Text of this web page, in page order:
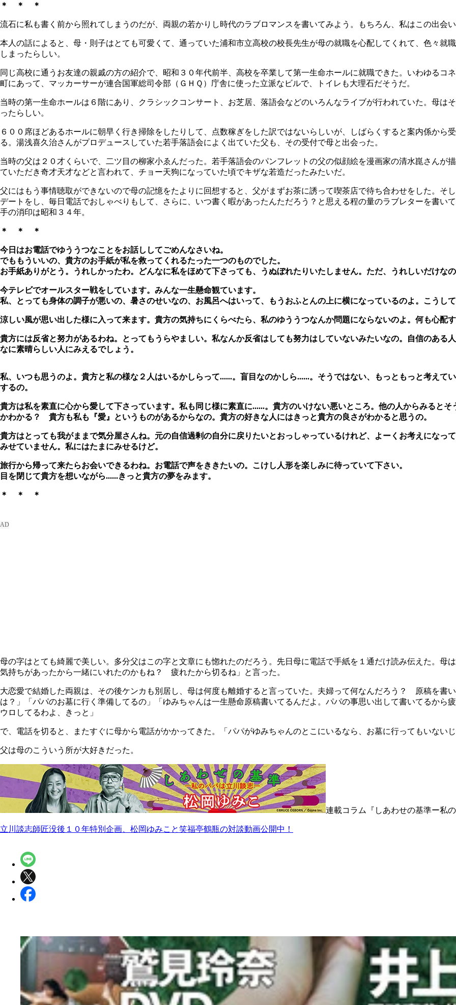
＊ ＊ ＊
流石に私も書く前から照れてしまうのだが、両親の若かりし時代のラブロマンスを書いてみよう。もちろん、私はこの
本人の話によると、母・則子はとても可愛くて、通っていた浦和市立高校の校長先生が母の就職を心配してくれて、色々就
しまったらしい。
同じ高校に通うお友達の親戚の方の紹介で、昭和３０年代前半、高校を卒業して第一生命ホールに就職できた。いわゆるコ
町にあって、マッカーサーが連合国軍総司令部（ＧＨＱ）庁舎に使った立派なビルで、トイレも大理石だそうだ。
当時の第一生命ホールは６階にあり、クラシックコンサート、お芝居、落語会などのいろんなライブが行われていた。母は
ったらしい。
６００席ほどあるホールに朝早く行き掃除をしたりして、点数稼ぎをした訳ではないらしいが、しばらくすると案内係から
る。湯浅喜久治さんがプロデュースしていた若手落語会によく出ていた父も、その受付で母と出会った。
当時の父は２０才くらいで、二ツ目の柳家小ゑんだった。若手落語会のパンフレットの父の似顔絵を漫画家の清水崑さんが
ていただき奇才天才などと言われて、チョー天狗になっていた頃でキザな若造だったみたいだ。
父にはもう事情聴取ができないので母の記憶をたよりに回想すると、父がまずお茶に誘って喫茶店で待ち合わせをした。そ
デートをし、毎日電話でおしゃべりもして、さらに、いつ書く暇があったんただろう？と思える程の量のラブレターを書い
手の消印は昭和３４年。
＊ ＊ ＊
今日はお電話でゆううつなことをお話ししてごめんなさいね。
でももういいの、貴方のお手紙が私を救ってくれるたった一つのものでした。
お手紙ありがとう。うれしかったわ。どんなに私をほめて下さっても、うぬぼれたりいたしません。ただ、うれしいだけな
今テレビでオールスター戦をしています。みんな一生懸命観ています。
私、とっても身体の調子が悪いの、暑さのせいなの、お風呂へはいって、もうおふとんの上に横になっているのよ。こうし
涼しい風が思い出した様に入って来ます。貴方の気持ちにくらべたら、私のゆううつなんか問題にならないのよ。何も心
貴方には反省と努力があるわね。とってもうらやましい。私なんか反省はしても努力はしていないみたいなの。自信のある
なに素晴らしい人にみえるでしょう。
私、いつも思うのよ。貴方と私の様な２人はいるかしらって......。盲目なのかしら......。そうではない、もっともっと考えて
するの。
貴方は私を素直に心から愛して下さっています。私も同じ様に素直に......。貴方のいけない悪いところ。他の人からみると
かわかる？ 貴方も私も『愛』というものがあるからなの。貴方の好きな人にはきっと貴方の良さがわかると思うの。
貴方はとっても我がままで気分屋さんね。元の自信過剰の自分に戻りたいとおっしゃっているけれど、よーくお考えになっ
みせていません。私にはたまにみせるけど。
旅行から帰って来たらお会いできるわね。お電話で声をききたいの。こけし人形を楽しみに待っていて下さい。
目を閉じて貴方を想いながら......きっと貴方の夢をみます。
＊ ＊ ＊
母の字はとても綺麗で美しい。多分父はこの字と文章にも惚れたのだろう。先日母に電話で手紙を１通だけ読み伝えた。
気持ちがあったから一緒にいれたのかもね？ 疲れたから切るね」と言った。
大恋愛で結婚した両親は、その後ケンカも別居し、母は何度も離婚すると言っていた。夫婦って何なんだろう？ 原稿を書
は？」「パパのお墓に行く準備してるの」「ゆみちゃんは一生懸命原稿書いてるんだよ。パパの事思い出して書いてるから
ウロしてるわよ、きっと」
で、電話を切ると、またすぐに母から電話がかかってきた。「パパがゆみちゃんのとこにいるなら、お墓に行ってもいな
父は母のこういう所が大好きだった。
連載コラム『しあわせの基準ー私
立川談志師匠没後１０年特別企画、松岡ゆみこと笑福亭鶴瓶の対談動画公開中！